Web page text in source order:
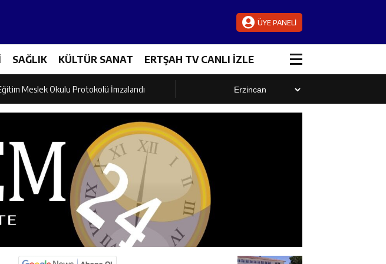
ÜYE PANELİ
SAĞLIK KÜLTÜR SANAT ERTŞAH TV CANLI İZLE
Meslek Okulu Protokolü İmzalandı
Toplantısı